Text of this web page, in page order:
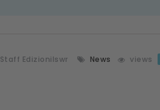
Staff Edizionilswr News views